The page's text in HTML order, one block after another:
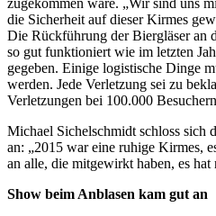
zugekommen wäre. „Wir sind uns
die Sicherheit auf dieser Kirmes
Die Rückführung der Biergläser an
so gut funktioniert wie im letzten
gegeben. Einige logistische Dinge
werden. Jede Verletzung sei zu
Verletzungen bei 100.000
Michael Sichelschmidt schloss sich
an: „2015 war eine ruhige Kirmes,
an alle, die mitgewirkt haben, es
Show beim Anblasen kam gut an